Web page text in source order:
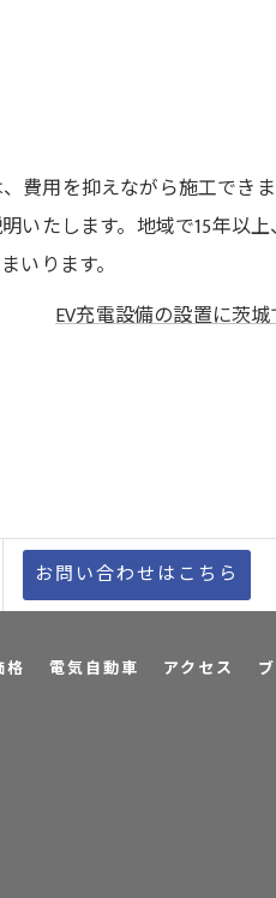
用を抑えながら施工できま
いたします。地域で15年以上
いります。
EV充電設備の設置に茨
お問い合わせはこちら
格 電気自動車 アクセス